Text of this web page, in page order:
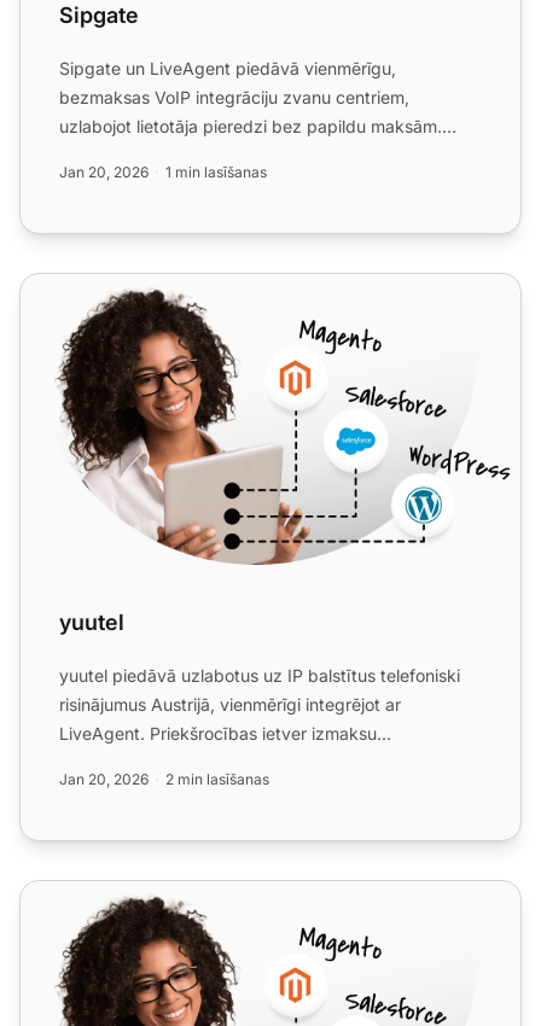
Sipgate
Sipgate un LiveAgent piedāvā vienmērīgu,
bezmaksas VoIP integrāciju zvanu centriem,
uzlabojot lietotāja pieredzi bez papildu maksām.
Jan 20, 2026 1 min lasīšanas
yuutel
yuutel
yuutel piedāvā uzlabotus uz IP balstītus telefoniski
risinājumus Austrijā, vienmērīgi integrējot ar
LiveAgent. Priekšrocības ietver izmaksu
Jan 20, 2026 2 min lasīšanas
Megafon